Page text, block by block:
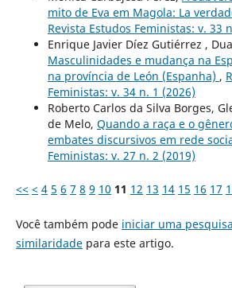
mito de Eva em Magola: La
Revista Estudos Feministas: v. 33
Enrique Javier Díez Gutiérrez ,
Masculinidades e mudança na
na província de León (Espanha) ,
Feministas: v. 34 n. 1 (2026)
Roberto Carlos da Silva Borges,
de Melo, Quando a raça e o
embates discursivos em rede
Feministas: v. 27 n. 2 (2019)
<< < 4 5 6 7 8 9 10 11 12 13 14 15 16 17
Você também pode iniciar uma
similaridadepara este artigo.